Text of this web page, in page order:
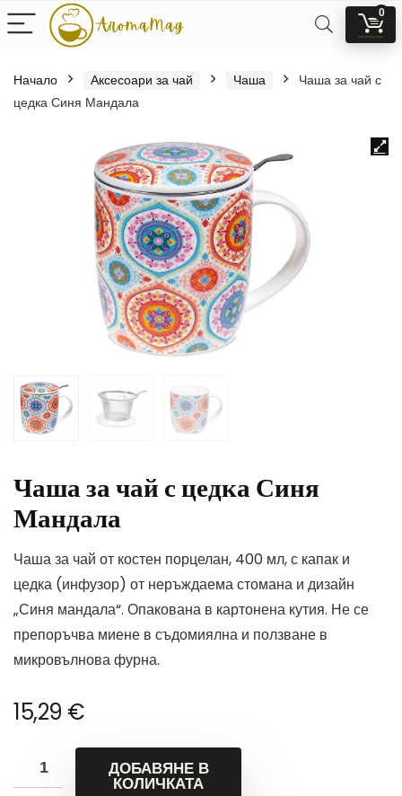
0
Начало Аксесоари за чай Чаша
Чаша за чай с
цедка Синя Мандала
Чаша за чай с цедка Синя
Мандала
Чаша за чай от костен порцелан, 400 мл, с капак и
цедка (инфузор) от неръждаема стомана и дизайн
„Синя мандала“. Опакована в картонена кутия. Не се
препоръчва миене в съдомиялна и ползване в
микровълнова фурна.
15,29 €
ДОБАВЯНЕ В
КОЛИЧКАТА